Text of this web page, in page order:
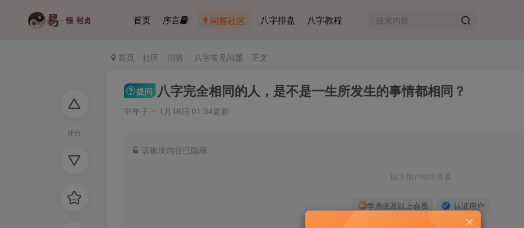
首页 序言 问答社区 八字排盘 八字教程
评分
首页 社区 问答 八字常见问题 正文
提问 八字完全相同的人，是不是一生所发生的事情都相同？
甲午子 1月16日 01:34更新
该板块内容已隐藏
以下用户组可查看
学员班及以上会员 认证用户